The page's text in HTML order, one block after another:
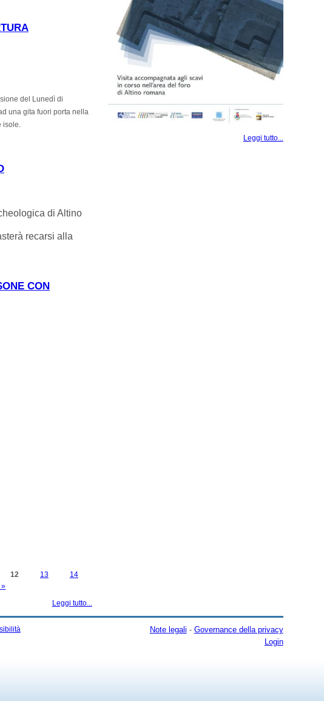
del Lunedì di
una gita fuori porta nella
isole.
di Altino
recarsi alla
CON
12 13
14
»
Leggi tutto...
Leggi tutto...
Note legali - Governance della privacy
Login